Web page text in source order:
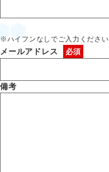
※ハイフンなしでご入力ください
メールアドレス
備考